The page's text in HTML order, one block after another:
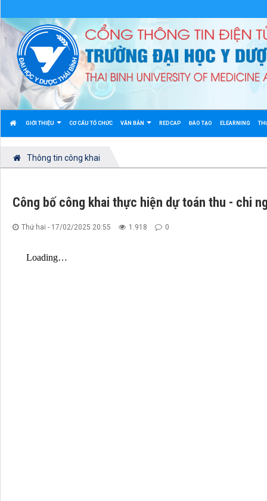
GIỚI THIỆU CƠ CẤU TỔ CHỨC VĂN BẢN REDCAP ĐÀO TẠO ELEARNING
Thông tin công khai
Công bố công khai thực hiện dự toán thu - chi
Thứ hai - 17/02/2025 20:55 1.918 0